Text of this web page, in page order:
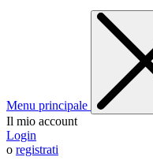
Menu principale
Il mio account
Login
o registrati